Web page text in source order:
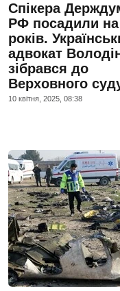
Спікера
РФ посадили на
років.
адвокат
зібрався до
Верховного
10 квiтня, 2025, 08:38